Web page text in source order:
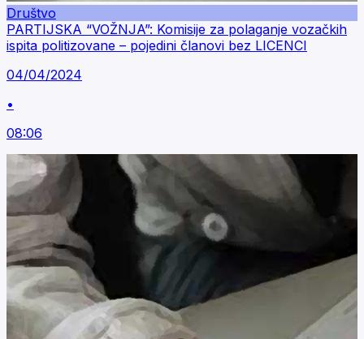
Društvo
PARTIJSKA “VOŽNJA”: Komisije za polaganje vozačkih
ispita politizovane – pojedini članovi bez LICENCI
04/04/2024
•
08:06